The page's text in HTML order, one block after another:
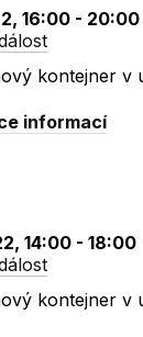
16:00 - 20:00
kontejner v
informací
14:00 - 18:00
kontejner v